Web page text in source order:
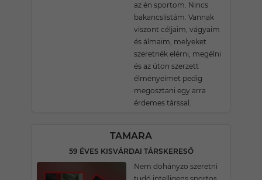
az én sportom. Nincs
bakancslistám. Vannak
viszont céljaim, vágyaim
és álmaim, melyeket
szeretnék elérni, megélni
és az úton szerzett
élményeimet pedig
megosztani egy arra
érdemes társsal.
TAMARA
59 ÉVES KISVÁRDAI TÁRSKERESŐ
Nem dohányzo szeretni